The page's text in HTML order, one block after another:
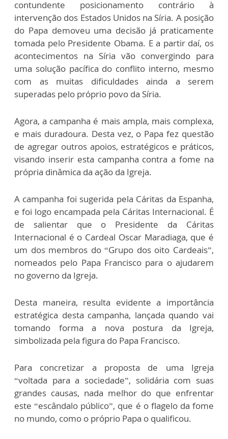
contundente posicionamento contrário à
intervenção dos Estados Unidos na Síria. A posição
do Papa demoveu uma decisão já praticamente
tomada pelo Presidente Obama. E a partir daí, os
acontecimentos na Síria vão convergindo para
uma solução pacífica do conflito interno, mesmo
com as muitas dificuldades ainda a serem
superadas pelo próprio povo da Síria.
Agora, a campanha é mais ampla, mais complexa,
e mais duradoura. Desta vez, o Papa fez questão
de agregar outros apoios, estratégicos e práticos,
visando inserir esta campanha contra a fome na
própria dinâmica da ação da Igreja.
A campanha foi sugerida pela Cáritas da Espanha,
e foi logo encampada pela Cáritas Internacional. É
de salientar que o Presidente da Cáritas
Internacional é o Cardeal Oscar Maradiaga, que é
um dos membros do “Grupo dos oito Cardeais”,
nomeados pelo Papa Francisco para o ajudarem
no governo da Igreja.
Desta maneira, resulta evidente a importância
estratégica desta campanha, lançada quando vai
tomando forma a nova postura da Igreja,
simbolizada pela figura do Papa Francisco.
Para concretizar a proposta de uma Igreja
“voltada para a sociedade”, solidária com suas
grandes causas, nada melhor do que enfrentar
este “escândalo público”, que é o flagelo da fome
no mundo, como o próprio Papa o qualificou.